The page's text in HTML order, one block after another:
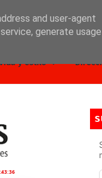
y estilo
and user-agent
generate usage